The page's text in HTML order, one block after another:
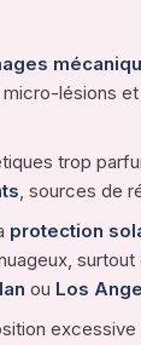
lésions
trop
, sources de
protection
ou Los
excessive